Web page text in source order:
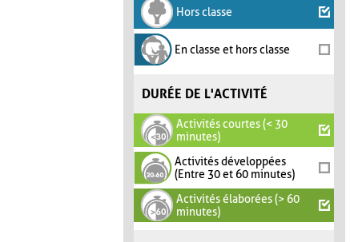
Hors classe
En classe et hors classe
DURÉE DE L'ACTIVITÉ
Activités courtes (< 30
minutes)
Activités développées
(Entre 30 et 60 minutes)
Activités élaborées (> 60
minutes)